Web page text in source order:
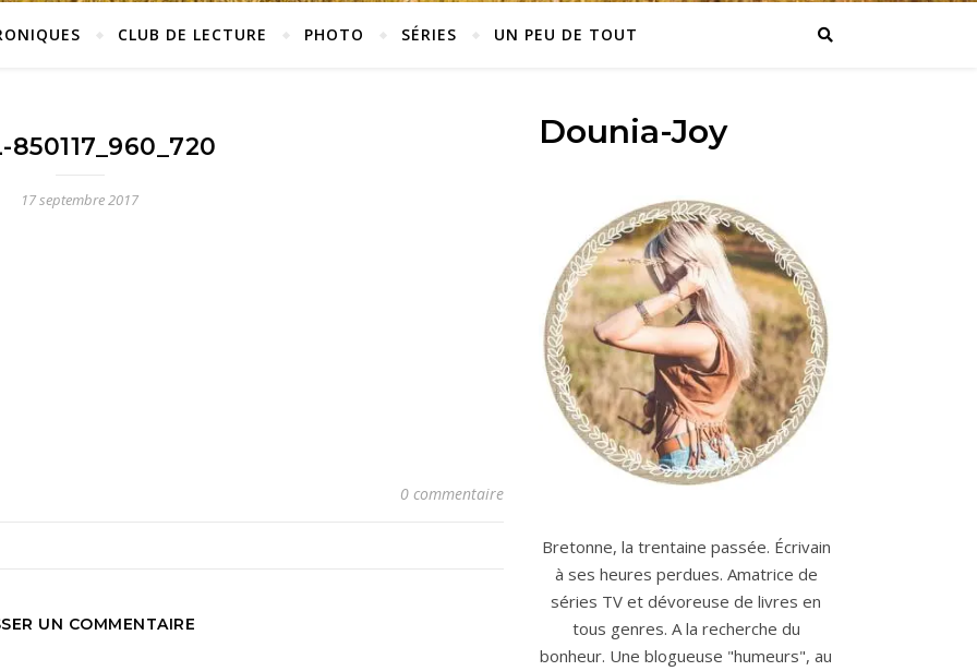
CLUB DE LECTURE PHOTO SÉRIES UN PEU DE TOUT
850117_960_720
17 septembre 2017
0 commentaire
UN COMMENTAIRE
Dounia-Joy
Bretonne, la trentaine passée. Écrivain
à ses heures perdues. Amatrice de
séries TV et dévoreuse de livres en
tous genres. A la recherche du
bonheur. Une blogueuse "humeurs", au